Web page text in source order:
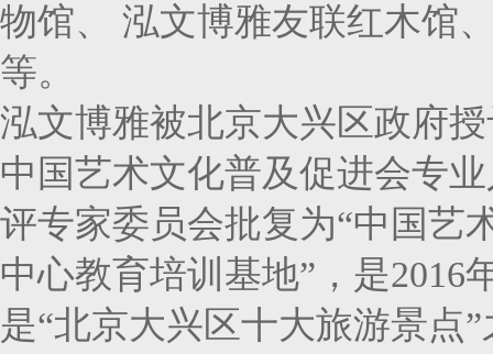
物馆、 泓文博雅友联红木馆
等。
泓文博雅被北京大兴区政府
中国艺术文化普及促进会专
评专家委员会批复为“中国艺
中心教育培训基地”，是2016
是“北京大兴区十大旅游景点